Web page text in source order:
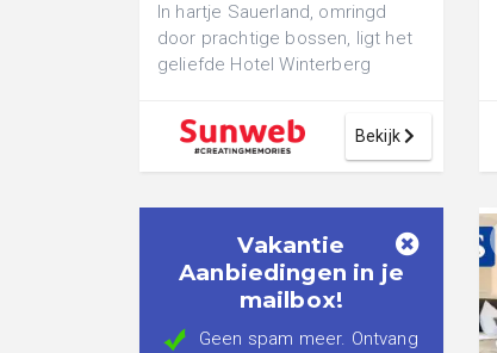
In hartje Sauerland, omringd
door prachtige bossen, ligt het
geliefde Hotel Winterberg
geweldig...
Bekijk
Vakantie
Aanbiedingen in je
mailbox!
Geen spam meer. Ontvang